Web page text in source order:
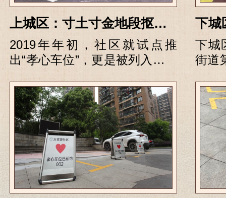
上城区：寸土寸金地段抠出50个孝心车位
2019年年初，社区就试点推
出“孝心车位”，更是被列入上城
下城
街道
个“